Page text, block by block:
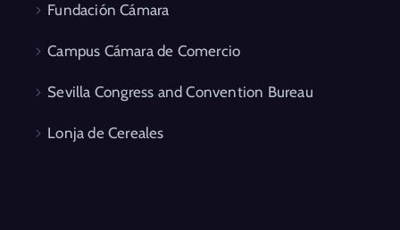
Fundación Cámara
Campus Cámara de Comercio
Sevilla Congress and Convention Bureau
Lonja de Cereales